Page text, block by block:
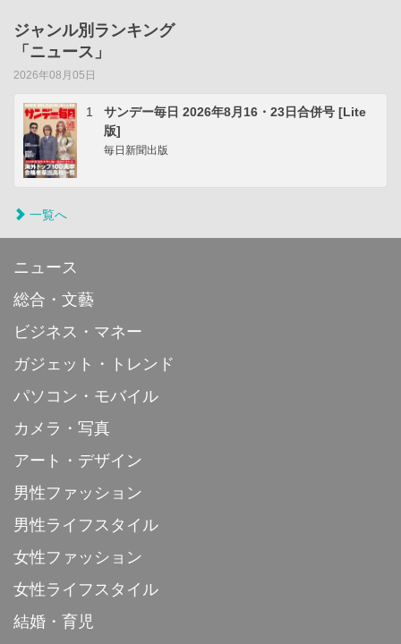
ジャンル別ランキング
「ニュース」
2026年08月05日
1
サンデー毎日 2026年8月16・23日合併号 [Lite
版]
毎日新聞出版
一覧へ
ニュース
総合・文藝
ビジネス・マネー
ガジェット・トレンド
パソコン・モバイル
カメラ・写真
アート・デザイン
男性ファッション
男性ライフスタイル
女性ファッション
女性ライフスタイル
結婚・育児